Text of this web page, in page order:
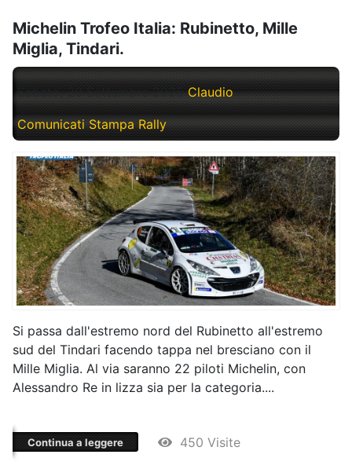
Michelin Trofeo Italia: Rubinetto, Mille
Miglia, Tindari.
Sabato, 20 Settembre 2025 Claudio
Comunicati Stampa Rally
Si passa dall'estremo nord del Rubinetto all'estremo
sud del Tindari facendo tappa nel bresciano con il
Mille Miglia. Al via saranno 22 piloti Michelin, con
Alessandro Re in lizza sia per la categoria....
Continua a leggere 450 Visite